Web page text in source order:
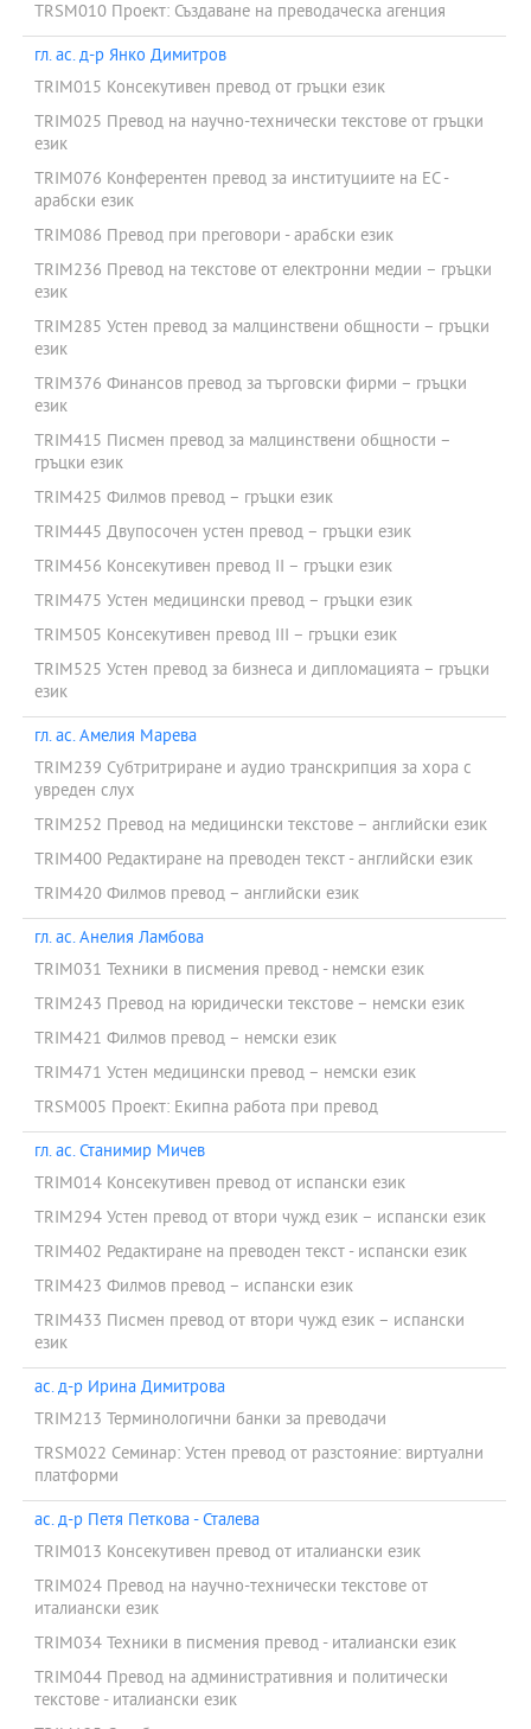
TRSM010 Проект: Създаване на преводаческа агенция
гл. ас. д-р Янко Димитров
TRIM015 Консекутивен превод от гръцки език
TRIM025 Превод на научно-технически текстове от гръцки
език
TRIM076 Конферентен превод за институциите на ЕС -
арабски език
TRIM086 Превод при преговори - арабски език
TRIM236 Превод на текстове от електронни медии – гръцки
език
TRIM285 Устен превод за малцинствени общности – гръцки
език
TRIM376 Финансов превод за търговски фирми – гръцки
език
TRIM415 Писмен превод за малцинствени общности –
гръцки език
TRIM425 Филмов превод – гръцки език
TRIM445 Двупосочен устен превод – гръцки език
TRIM456 Консекутивен превод II – гръцки език
TRIM475 Устен медицински превод – гръцки език
TRIM505 Консекутивен превод III – гръцки език
TRIM525 Устен превод за бизнеса и дипломацията – гръцки
език
гл. ас. Амелия Марева
TRIM239 Субтритриране и аудио транскрипция за хора с
увреден слух
TRIM252 Превод на медицински текстове – английски език
TRIM400 Редактиране на преводен текст - английски език
TRIM420 Филмов превод – английски език
гл. ас. Анелия Ламбова
TRIM031 Техники в писмения превод - немски език
TRIM243 Превод на юридически текстове – немски език
TRIM421 Филмов превод – немски език
TRIM471 Устен медицински превод – немски език
TRSM005 Проект: Екипна работа при превод
гл. ас. Станимир Мичев
TRIM014 Консекутивен превод от испански език
TRIM294 Устен превод от втори чужд език – испански език
TRIM402 Редактиране на преводен текст - испански език
TRIM423 Филмов превод – испански език
TRIM433 Писмен превод от втори чужд език – испански
език
ас. д-р Ирина Димитрова
TRIM213 Терминологични банки за преводачи
TRSM022 Семинар: Устен превод от разстояние: виртуални
платформи
ас. д-р Петя Петкова - Сталева
TRIM013 Консекутивен превод от италиански език
TRIM024 Превод на научно-технически текстове от
италиански език
TRIM034 Техники в писмения превод - италиански език
TRIM044 Превод на административния и политически
текстове - италиански език